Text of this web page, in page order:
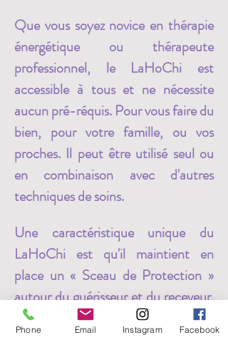
Que vous soyez novice en thérapie
énergétique ou thérapeute
professionnel, le LaHoChi est
accessible à tous et ne nécessite
aucun pré-réquis. Pour vous faire du
bien, pour votre famille, ou vos
proches. Il peut être utilisé seul ou
en combinaison avec d'autres
techniques de soins.
Une caractéristique unique du
LaHoChi est qu'il maintient en
place un « Sceau de Protection »
autour du guérisseur et du receveur.
Cette protection s’oppose aux
perturbations vibratoires et protège
Phone Email Instagram Facebook